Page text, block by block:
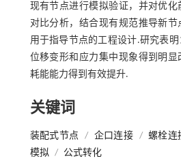
现有节点进行模拟验证，并对优
对比分析，结合现有规范推导新节
用于指导节点的工程设计.研究表
位移变形和应力集中现象得到明显
耗能能力得到有效提升.
关键词
装配式节点 / 企口连接 / 螺栓连
模拟 / 公式转化